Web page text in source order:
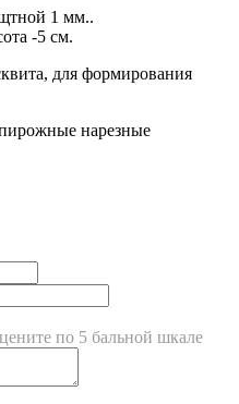
1 мм..
-5 см.
для формирования
нарезные
по 5 бальной шкале